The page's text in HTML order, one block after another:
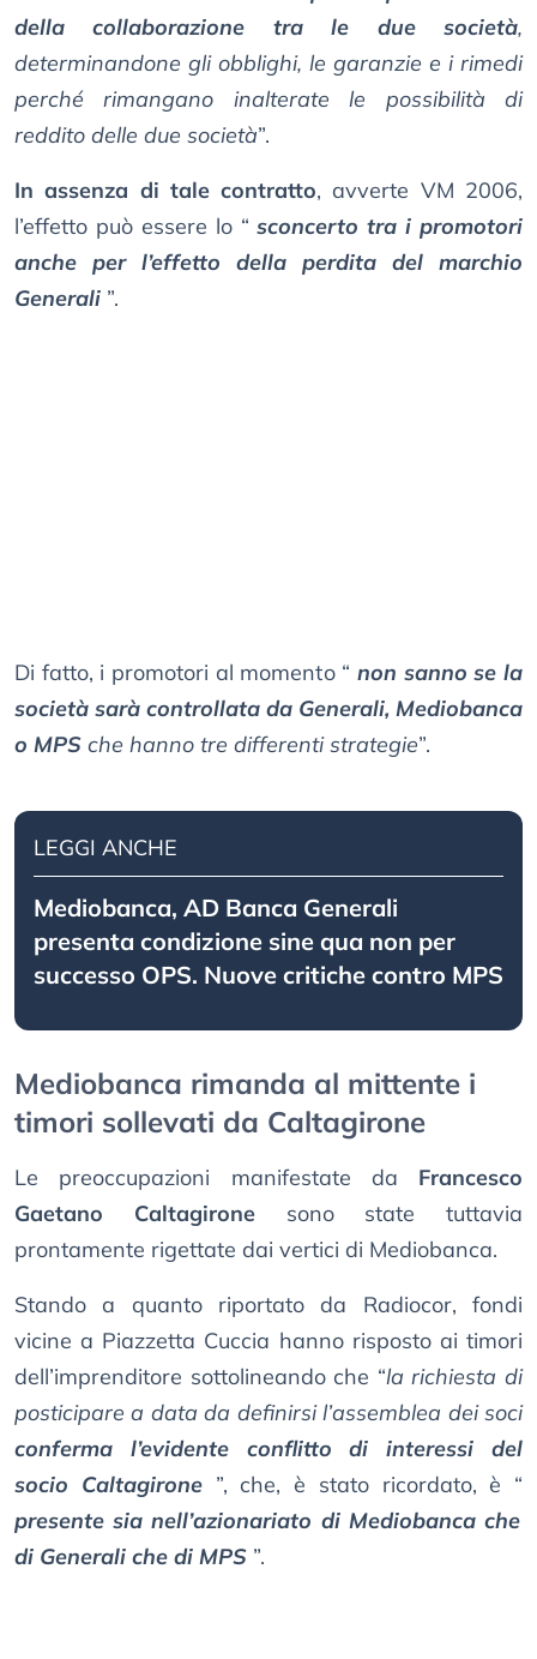
della collaborazione tra le due società,
determinandone gli obblighi, le garanzie e i rimedi
perché rimangano inalterate le possibilità di
reddito delle due società”.
In assenza di tale contratto, avverte VM 2006,
l’effetto può essere lo “ sconcerto tra i promotori
anche per l’effetto della perdita del marchio
Generali ”.
Di fatto, i promotori al momento “ non sanno se la
società sarà controllata da Generali, Mediobanca
o MPS che hanno tre differenti strategie”.
LEGGI ANCHE
Mediobanca, AD Banca Generali
presenta condizione sine qua non per
successo OPS. Nuove critiche contro MPS
Mediobanca rimanda al mittente i
timori sollevati da Caltagirone
Le preoccupazioni manifestate da Francesco
Gaetano Caltagironesono state tuttavia
prontamente rigettate dai vertici di Mediobanca.
Stando a quanto riportato da Radiocor, fondi
vicine a Piazzetta Cuccia hanno risposto ai timori
dell’imprenditore sottolineando che “la richiesta di
posticipare a data da definirsi l’assemblea dei soci
conferma l’evidente conflitto di interessi del
socio Caltagirone ”, che, è stato ricordato, è “
presente sia nell’azionariato di Mediobanca che
di Generali che di MPS ”.